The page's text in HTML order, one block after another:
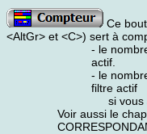
Ce
<AltGr> et <C>) sert à
- le
actif.
- le
filtre actif
si vous
Voir aussi le